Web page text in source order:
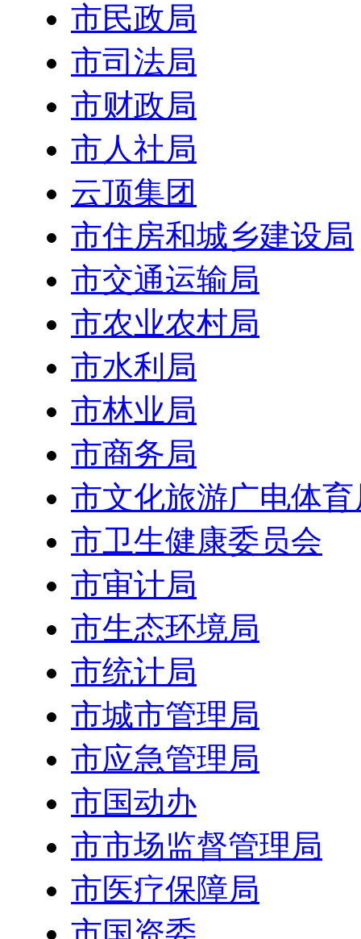
市民政局
市司法局
市财政局
市人社局
云顶集团
市住房和城乡建设局
市交通运输局
市农业农村局
市水利局
市林业局
市商务局
市文化旅游广电体育
市卫生健康委员会
市审计局
市生态环境局
市统计局
市城市管理局
市应急管理局
市国动办
市市场监督管理局
市医疗保障局